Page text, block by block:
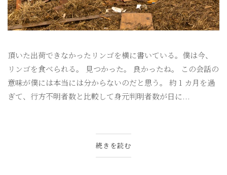
頂いた出荷できなかったリンゴを横に書いている。僕は今、
リンゴを食べられる。 見つかった。 良かったね。 この会話の
意味が僕には本当には分からないのだと思う。 約 1 カ月を過
ぎて、行方不明者数と比較して身元判明者数が日に...
続きを読む